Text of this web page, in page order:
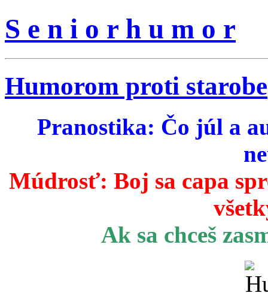
S e n i o r h u m o r
Humorom proti starobe
Pranostika: Čo júl a
Múdrosť: Boj sa capa
Ak sa chceš